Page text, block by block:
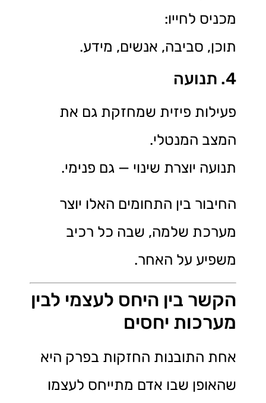
מכניס לחייו:
תוכן, סביבה, אנשים, מידע.
4. תנועה
פעילות פיזית שמחזקת גם את
המצב המנטלי.
תנועה יוצרת שינוי — גם פנימי.
החיבור בין התחומים האלו יוצר
מערכת שלמה, שבה כל רכיב
משפיע על האחר.
הקשר בין היחס לעצמי לבין
מערכות יחסים
אחת התובנות החזקות בפרק היא
שהאופן שבו אדם מתייחס לעצמו